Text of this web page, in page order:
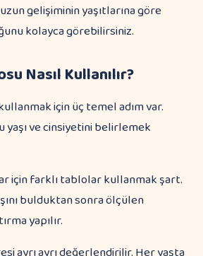
gelişiminin yaşıtlarına göre
kolayca görebilirsiniz.
Nasıl Kullanılır?
için üç temel adım var.
yaşı ve cinsiyetini belirlemek
için farklı tablolar kullanmak şart.
bulduktan sonra ölçülen
yapılır.